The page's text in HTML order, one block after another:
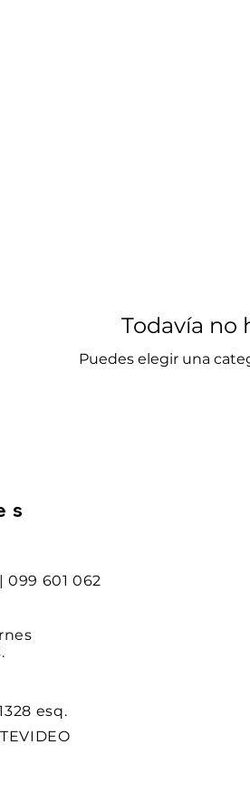
Todavía no
Puedes elegir una
099 601 062
esq.